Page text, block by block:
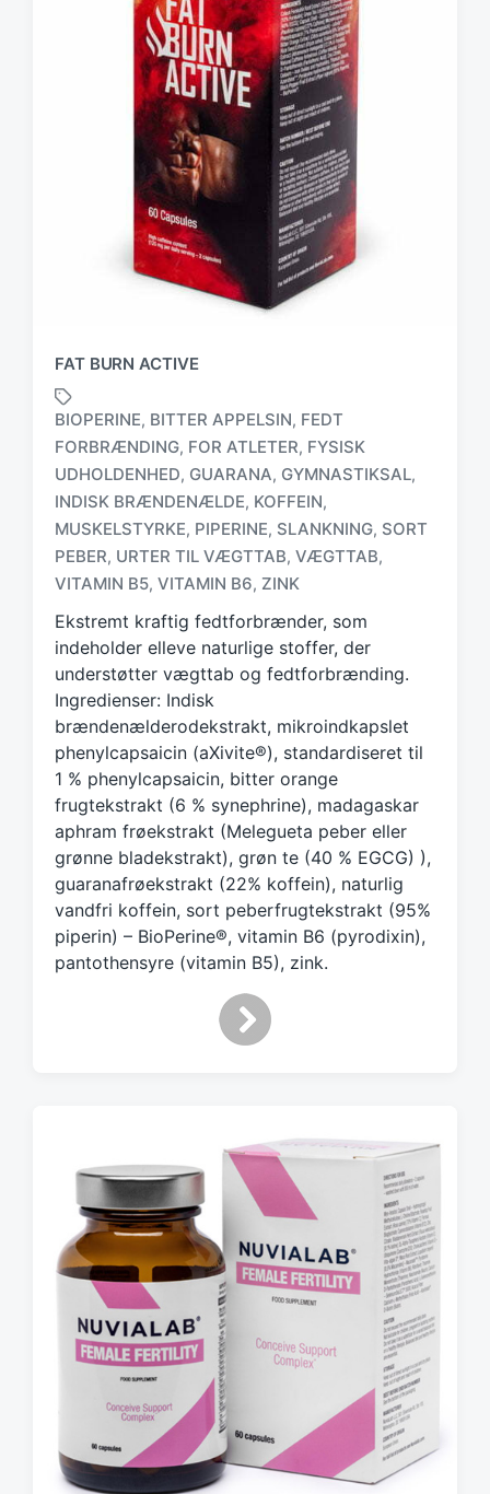
FAT BURN ACTIVE
T
a
g
e
d
w
t
h
BIOPERINE, BITTER APPELSIN, FEDT
FORBRÆNDING, FOR ATLETER, FYSISK
UDHOLDENHED, GUARANA, GYMNASTIKSAL,
INDISK BRÆNDENÆLDE, KOFFEIN,
MUSKELSTYRKE, PIPERINE, SLANKNING, SORT
PEBER, URTER TIL VÆGTTAB, VÆGTTAB,
VITAMIN B5, VITAMIN B6, ZINK
Ekstremt kraftig fedtforbrænder, som
indeholder elleve naturlige stoffer, der
understøtter vægttab og fedtforbrænding.
Ingredienser: Indisk
brændenælderodekstrakt, mikroindkapslet
phenylcapsaicin (aXivite®), standardiseret til
1 % phenylcapsaicin, bitter orange
frugtekstrakt (6 % synephrine), madagaskar
aphram frøekstrakt (Melegueta peber eller
grønne bladekstrakt), grøn te (40 % EGCG) ),
guaranafrøekstrakt (22% koffein), naturlig
vandfri koffein, sort peberfrugtekstrakt (95%
piperin) – BioPerine®, vitamin B6 (pyrodixin),
pantothensyre (vitamin B5), zink.